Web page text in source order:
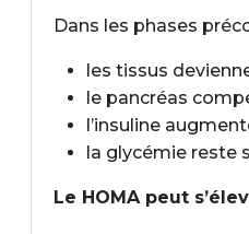
Dans les phases
les tissus
le pancréas
l’insuline
la glycémie reste
Le HOMA peut